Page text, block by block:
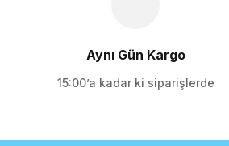
Aynı Gün Kargo
15:00’a kadar ki siparişlerde